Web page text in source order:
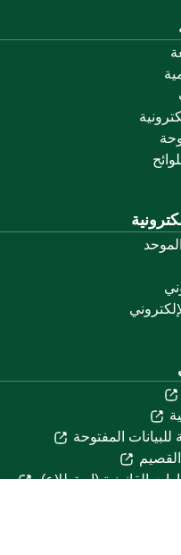
للبيانات المفتوحة
القانونية (استطلاع)